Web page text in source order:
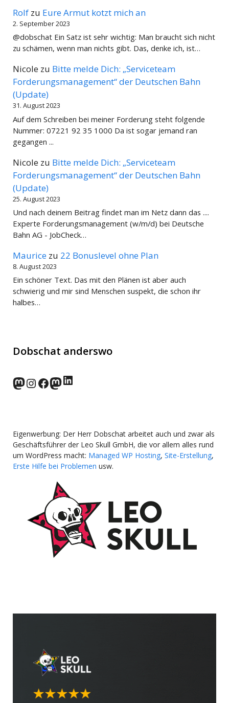
Rolf zu Eure Armut kotzt mich an
2. September 2023
@dobschat Ein Satz ist sehr wichtig: Man braucht sich nicht
zu schämen, wenn man nichts gibt. Das, denke ich, ist…
Nicole zu Bitte melde Dich: „Serviceteam
Forderungsmanagement“ der Deutschen Bahn
(Update)
31. August 2023
Auf dem Schreiben bei meiner Forderung steht folgende
Nummer: 07221 92 35 1000 Da ist sogar jemand ran
gegangen ...
Nicole zu Bitte melde Dich: „Serviceteam
Forderungsmanagement“ der Deutschen Bahn
(Update)
25. August 2023
Und nach deinem Beitrag findet man im Netz dann das ....
Experte Forderungsmanagement (w/m/d) bei Deutsche
Bahn AG - JobCheck…
Maurice zu 22 Bonuslevel ohne Plan
8. August 2023
Ein schöner Text. Das mit den Plänen ist aber auch
schwierig und mir sind Menschen suspekt, die schon ihr
halbes…
Dobschat anderswo
norden.social
Instagram
Facebook
wp-punks.social
LinkedIn
Eigenwerbung: Der Herr Dobschat arbeitet auch und zwar als
Geschäftsführer der Leo Skull GmbH, die vor allem alles rund
um WordPress macht: Managed WP Hosting, Site-Erstellung,
Erste Hilfe bei Problemen usw.